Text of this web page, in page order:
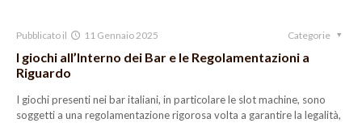
Pubblicato il 11 Gennaio 2025 Categorie
I giochi all’Interno dei Bar e le Regolamentazioni a
Riguardo
I giochi presenti nei bar italiani, in particolare le slot machine, sono
soggetti a una regolamentazione rigorosa volta a garantire la legalità,